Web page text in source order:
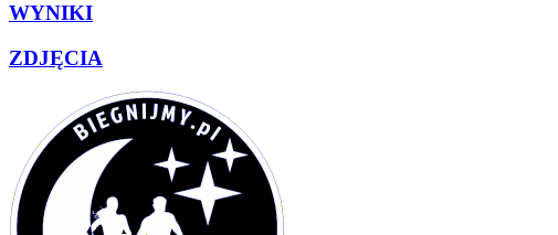
WYNIKI
ZDJĘCIA